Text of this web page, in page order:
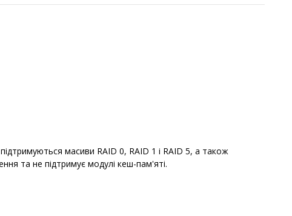
масиви RAID 0, RAID 1 і RAID 5, а також
та не підтримує модулі кеш-пам'яті.